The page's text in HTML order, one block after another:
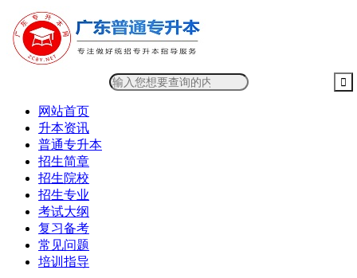
网站首页
升本资讯
普通专升本
招生简章
招生院校
招生专业
考试大纲
复习备考
常见问题
培训指导